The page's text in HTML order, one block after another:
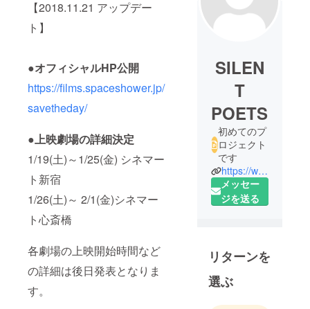
【2018.11.21 アップデー
ト】
●オフィシャルHP公開
https://films.spaceshower.jp/
savetheday/
●上映劇場の詳細決定
1/19(土)～1/25(金) シネマー
ト新宿
1/26(土)～ 2/1(金)シネマー
ト心斎橋
各劇場の上映開始時間など
の詳細は後日発表となりま
す。
SILEN
T
POETS
初めてのプ
ロジェクト
です
https://www.silentpoets.net/
メッセー
ジを送る
リターンを
選ぶ